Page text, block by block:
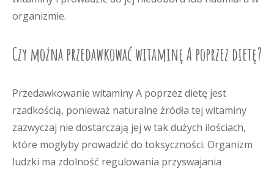
organizmie.
Czy można przedawkować witaminę A poprzez dietę?
Przedawkowanie witaminy A poprzez dietę jest
rzadkością, ponieważ naturalne źródła tej witaminy
zazwyczaj nie dostarczają jej w tak dużych ilościach,
które mogłyby prowadzić do toksyczności. Organizm
ludzki ma zdolność regulowania przyswajania